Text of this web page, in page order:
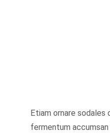
Etiam ornare
fermentum